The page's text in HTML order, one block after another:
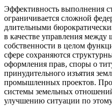
Эффективность выполнения
ограничивается сложной
длительными
в качестве управления между
собственности в целом
сфере сохраняются
оформления прав, споры о
принудительного изъятия
промышленных проектов.
системы земельных
улучшению ситуации по